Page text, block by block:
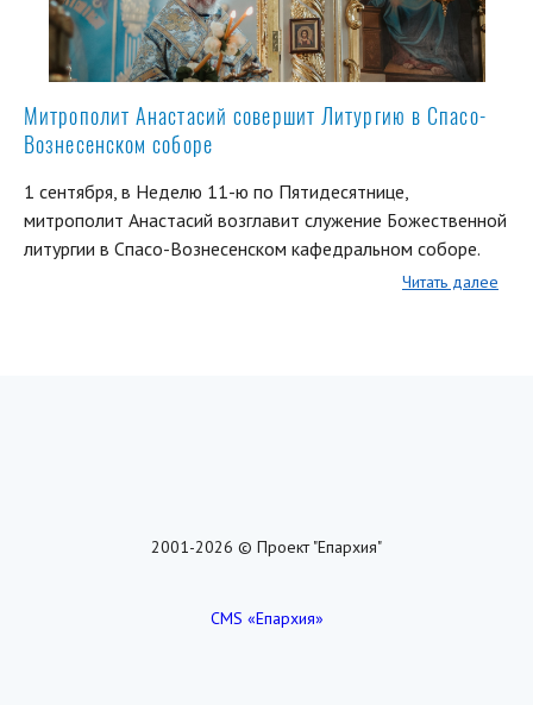
Митрополит Анастасий совершит Литургию в Спасо-
Вознесенском соборе
1 сентября, в Неделю 11-ю по Пятидесятнице,
митрополит Анастасий возглавит служение Божественной
литургии в Спасо-Вознесенском кафедральном соборе.
Читать далее
2001-2026 © Проект "Епархия"
CMS «Епархия»